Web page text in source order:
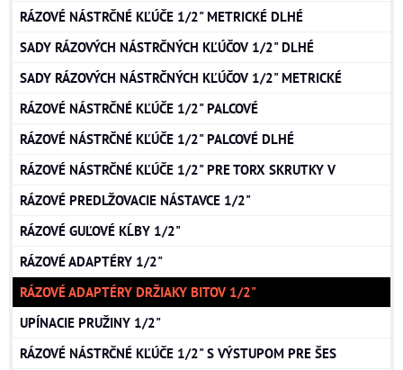
RÁZOVÉ NÁSTRČNÉ KĽÚČE 1/2" METRICKÉ DLHÉ
SADY RÁZOVÝCH NÁSTRČNÝCH KĽÚČOV 1/2" DLHÉ
SADY RÁZOVÝCH NÁSTRČNÝCH KĽÚČOV 1/2" METRICKÉ
RÁZOVÉ NÁSTRČNÉ KĽÚČE 1/2" PALCOVÉ
RÁZOVÉ NÁSTRČNÉ KĽÚČE 1/2" PALCOVÉ DLHÉ
RÁZOVÉ NÁSTRČNÉ KĽÚČE 1/2" PRE TORX SKRUTKY V
RÁZOVÉ PREDLŽOVACIE NÁSTAVCE 1/2"
RÁZOVÉ GUĽOVÉ KĹBY 1/2"
RÁZOVÉ ADAPTÉRY 1/2"
RÁZOVÉ ADAPTÉRY DRŽIAKY BITOV 1/2"
UPÍNACIE PRUŽINY 1/2"
RÁZOVÉ NÁSTRČNÉ KĽÚČE 1/2" S VÝSTUPOM PRE ŠES